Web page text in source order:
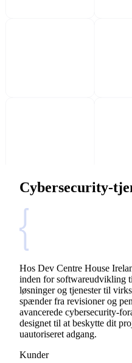
Cybersecurity-
Hos Dev Centre House
inden for softwareudvikling
løsninger og tjenester til
spænder fra revisioner og
avancerede cybersecurity-
designet til at beskytte dit
uautoriseret adgang.
Kunder